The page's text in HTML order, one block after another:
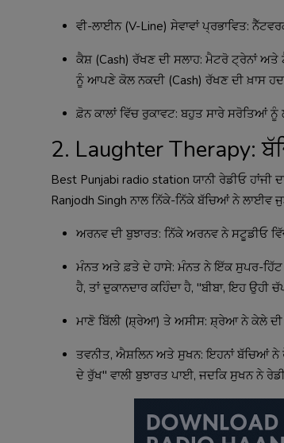
ਵੀ-ਲਾਈਨ (V-Line) ਸੇਵਾਵਾਂ ਪ੍ਰਭਾਵਿਤ:
ਕੈਸ਼ (Cash) ਰੱਖਣ ਦੀ ਸਲਾਹ: ਮੈਟਰੋ ਟ੍ਰੇਨਾਂ
ਨੂੰ ਆਪਣੇ ਕੋਲ ਨਕਦੀ (Cash) ਰੱਖਣ ਦੀ ਖ਼ਾਸ
ਫ਼ੋਨ ਕਾਲਾਂ ਵਿੱਚ ਰੁਕਾਵਟ: ਬਹੁਤ ਸਾਰੇ ਸਰੋਤਿਆਂ
2. Laughter Therapy:
Best Punjabi radio station ਯਾਨੀ ਰੇਡੀਓ
Ranjodh Singh ਨਾਲ ਨਿੱਕੇ-ਨਿੱਕੇ ਬੱਚਿਆਂ ਨੇ ਲਾਈਵ
ਅਰਨਵ ਦੀ ਬੁਝਾਰਤ: ਨਿੱਕੇ ਅਰਨਵ ਨੇ ਸਟੂਡੀਓ
ਮੰਨਤ ਅਤੇ ਫ਼ਤੇ ਦੇ ਹਾਸੇ: ਮੰਨਤ ਨੇ ਇੱਕ ਸੁਪਰ-ਹਿੱਟ
ਹੈ, ਤਾਂ ਦੁਕਾਨਦਾਰ ਕਹਿੰਦਾ ਹੈ, "ਬੀਬਾ, ਇਹ
ਮਾਣੋ ਬਿੱਲੀ (ਸ਼੍ਰੇਆ) ਤੇ ਅਸੀਸ: ਸ਼੍ਰੇਆ ਨੇ ਕੇਲੇ
ਤਵਨੀਤ, ਐਸ਼ਲਿਨ ਅਤੇ ਸੁਖਨ: ਇਹਨਾਂ ਬੱਚਿਆਂ ਨੇ
ਦੇ ਰੁੱਖ" ਵਾਲੀ ਬੁਝਾਰਤ ਪਾਈ, ਜਦਕਿ ਸੁਖਨ ਨੇ